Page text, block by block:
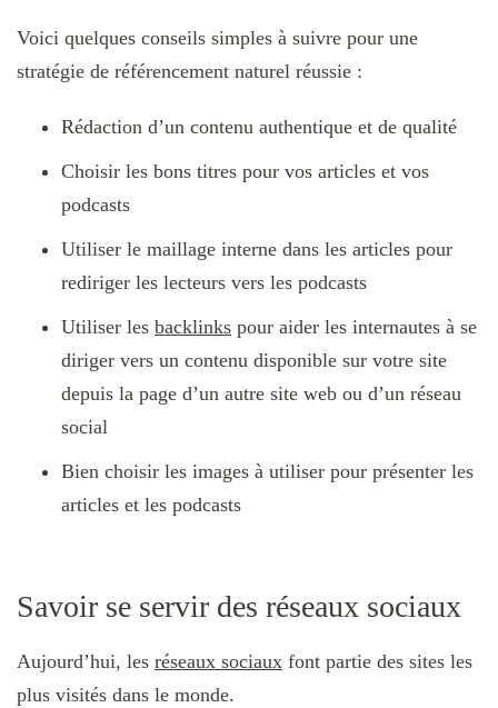
Voici quelques conseils simples à suivre pour une
stratégie de référencement naturel réussie :
Rédaction d’un contenu authentique et de qualité
Choisir les bons titres pour vos articles et vos
podcasts
Utiliser le maillage interne dans les articles pour
rediriger les lecteurs vers les podcasts
Utiliser les backlinks pour aider les internautes à se
diriger vers un contenu disponible sur votre site
depuis la page d’un autre site web ou d’un réseau
social
Bien choisir les images à utiliser pour présenter les
articles et les podcasts
Savoir se servir des réseaux sociaux
Aujourd’hui, les réseaux sociaux font partie des sites les
plus visités dans le monde.